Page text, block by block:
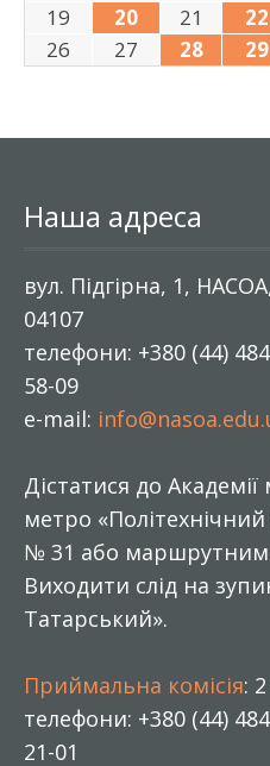
19
20 21 22
26
27 28 29
Наша адреса
вул. Підгірна, 1,
04107
телефони: +380 (44)
58-09
e-mail:
Дістатися до Академії
метро
№ 31 або маршрутним
Виходити слід на
Татарський».
Приймальна комісія:
телефони: +380 (44)
21-01